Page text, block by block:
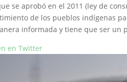
se aprobó en el 2011 (ley de
de los pueblos indígenas
informada y tiene que ser un
en Twitter